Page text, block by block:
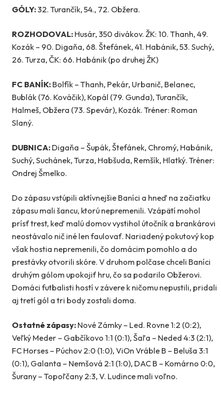
GÓLY:32. Turančík, 54., 72. Obžera.
ROZHODOVAL: Husár, 350 divákov. ŽK: 10. Thanh, 49.
Kozák – 90. Digaňa, 68. Štefánek, 41. Habánik, 53. Suchý,
26. Turza, ČK: 66. Habánik (po druhej ŽK)
FC BANÍK: Bolfík – Thanh, Pekár, Urbanič, Belanec,
Bublák (76. Kováčik), Kopál (79. Gunda), Turančík,
Halmeš, Obžera (73. Spevár), Kozák. Tréner: Roman
Slaný.
DUBNICA: Digaňa – Šupák, Štefánek, Chromý, Habánik,
Suchý, Suchánek, Turza, Habšuda, Remšík, Hlatký. Tréner:
Ondrej Šmelko.
Do zápasu vstúpili aktívnejšie Baníci a hneď na začiatku
zápasu mali šancu, ktorú nepremenili. Vzápätí mohol
prísť trest, keď malú domov vystihol útočník a brankárovi
neostávalo nič iné len faulovať. Nariadený pokutový kop
však hostia nepremenili, čo domácim pomohlo a do
prestávky otvorili skóre. V druhom polčase chceli Baníci
druhým gólom upokojiť hru, čo sa podarilo Obžerovi.
Domáci futbalisti hostí v závere k ničomu nepustili, pridali
aj tretí gól a tri body zostali doma.
Ostatné zápasy: Nové Zámky – Led. Rovne 1:2 (0:2),
Veľký Meder – Gabčíkovo 1:1 (0:1), Šaľa – Neded 4:3 (2:1),
FC Horses – Púchov 2:0 (1:0), ViOn Vráble B – Beluša 3:1
(0:1), Galanta – Nemšová 2:1 (1:0), DAC B – Komárno 0:0,
Šurany – Topoľčany 2:3, V. Ludince mali voľno.